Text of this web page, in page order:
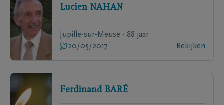
Lucien NAHAN
Jupille-sur-Meuse - 88 jaar
20/05/2017
Bekijken
Ferdinand BARÉ